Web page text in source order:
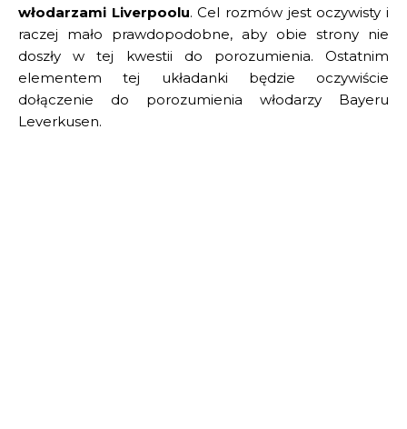
włodarzami Liverpoolu. Cel rozmów jest oczywisty i
raczej mało prawdopodobne, aby obie strony nie
doszły w tej kwestii do porozumienia. Ostatnim
elementem tej układanki będzie oczywiście
dołączenie do porozumienia włodarzy Bayeru
Leverkusen.